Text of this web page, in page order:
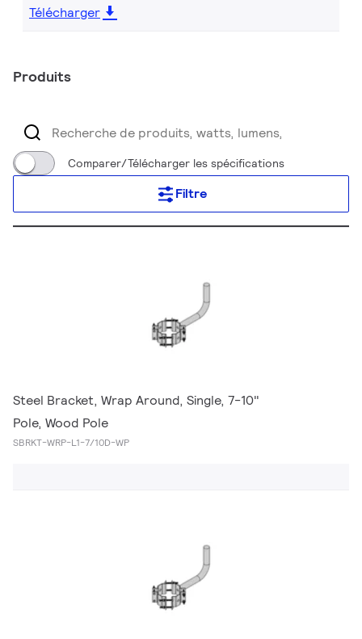
Télécharger
Produits
Comparer/Télécharger les spécifications
Filtre
Steel Bracket, Wrap Around, Single, 7-10"
Pole, Wood Pole
SBRKT-WRP-L1-7/10D-WP